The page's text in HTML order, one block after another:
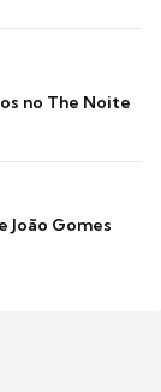
no The Noite
Gomes